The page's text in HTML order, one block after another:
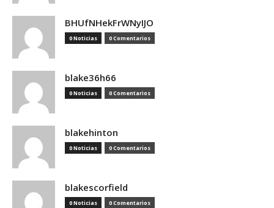
BHUfNHekFrWNyIJO
0 Noticias 0 Comentarios
blake36h66
0 Noticias 0 Comentarios
blakehinton
0 Noticias 0 Comentarios
blakescorfield
0 Noticias 0 Comentarios